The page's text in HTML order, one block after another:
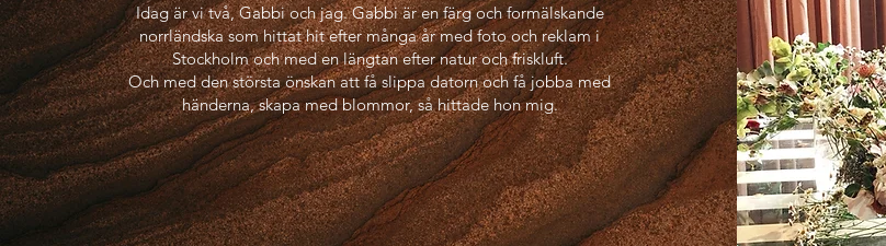
Idag är vi två, Gabbi och jag. Gabbi är en färg och formälskande
norrländska som hittat hit efter många år med foto och reklam i
Stockholm och med en längtan efter natur och friskluft.
Och med den största önskan att få slippa datorn och få jobba med
händerna, skapa med blommor, så hittade hon mig.